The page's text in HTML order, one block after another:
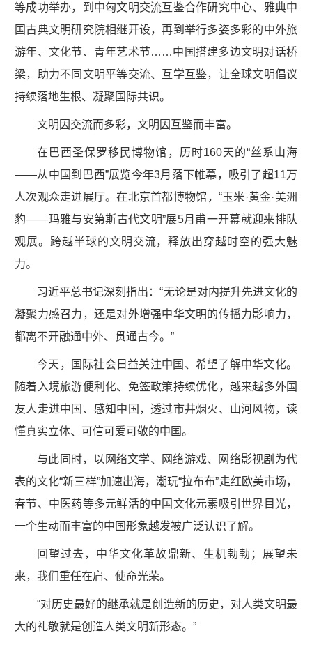
等成功举办，到中匈文明交流互鉴合作研究中心、雅典中
国古典文明研究院相继开设，再到举行多姿多彩的中外旅
游年、文化节、青年艺术节……中国搭建多边文明对话桥
梁，助力不同文明平等交流、互学互鉴，让全球文明倡议
持续落地生根、凝聚国际共识。
文明因交流而多彩，文明因互鉴而丰富。
在巴西圣保罗移民博物馆，历时160天的“丝系山海
——从中国到巴西”展览今年3月落下帷幕，吸引了超11万
人次观众走进展厅。在北京首都博物馆，“玉米·黄金·美洲
豹——玛雅与安第斯古代文明”展5月甫一开幕就迎来排队
观展。跨越半球的文明交流，释放出穿越时空的强大魅
力。
习近平总书记深刻指出：“无论是对内提升先进文化的
凝聚力感召力，还是对外增强中华文明的传播力影响力，
都离不开融通中外、贯通古今。”
今天，国际社会日益关注中国、希望了解中华文化。
随着入境旅游便利化、免签政策持续优化，越来越多外国
友人走进中国、感知中国，透过市井烟火、山河风物，读
懂真实立体、可信可爱可敬的中国。
与此同时，以网络文学、网络游戏、网络影视剧为代
表的文化“新三样”加速出海，潮玩“拉布布”走红欧美市场，
春节、中医药等多元鲜活的中国文化元素吸引世界目光，
一个生动而丰富的中国形象越发被广泛认识了解。
回望过去，中华文化革故鼎新、生机勃勃；展望未
来，我们重任在肩、使命光荣。
“对历史最好的继承就是创造新的历史，对人类文明最
大的礼敬就是创造人类文明新形态。”